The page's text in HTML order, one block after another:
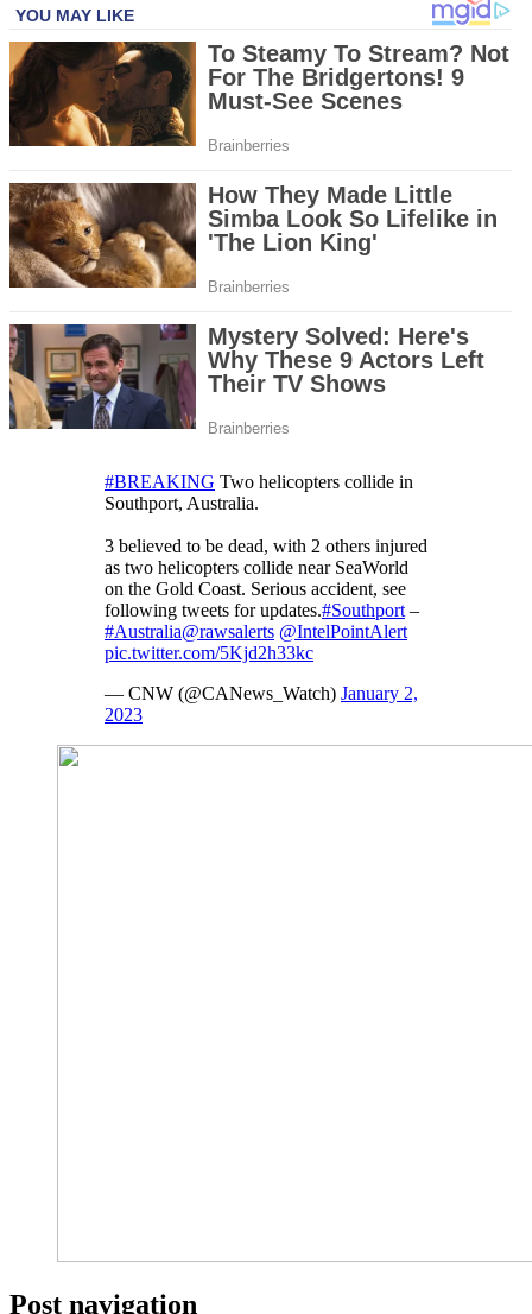
#BREAKING Two helicopters collide in
Southport, Australia.
3 believed to be dead, with 2 others injured
as two helicopters collide near SeaWorld
on the Gold Coast. Serious accident, see
following tweets for updates.#Southport –
#Australia@rawsalerts @IntelPointAlert
pic.twitter.com/5Kjd2h33kc
— CNW (@CANews_Watch) January 2,
2023
Post navigation